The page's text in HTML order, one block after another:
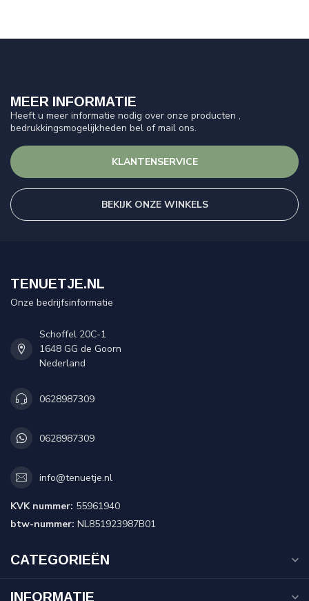
MEER INFORMATIE
Heeft u meer informatie nodig over onze producten ,
bedrukkingsmogelijkheden bel of mail ons.
KLANTENSERVICE
BEKIJK ONZE WINKELS
TENUETJE.NL
Onze bedrijfsinformatie
Schoffel 20C-1
1648 GG de Goorn
Nederland
0628987309
0628987309
info@tenuetje.nl
KVK nummer: 55961940
btw-nummer: NL851923987B01
CATEGORIEËN
INFORMATIE